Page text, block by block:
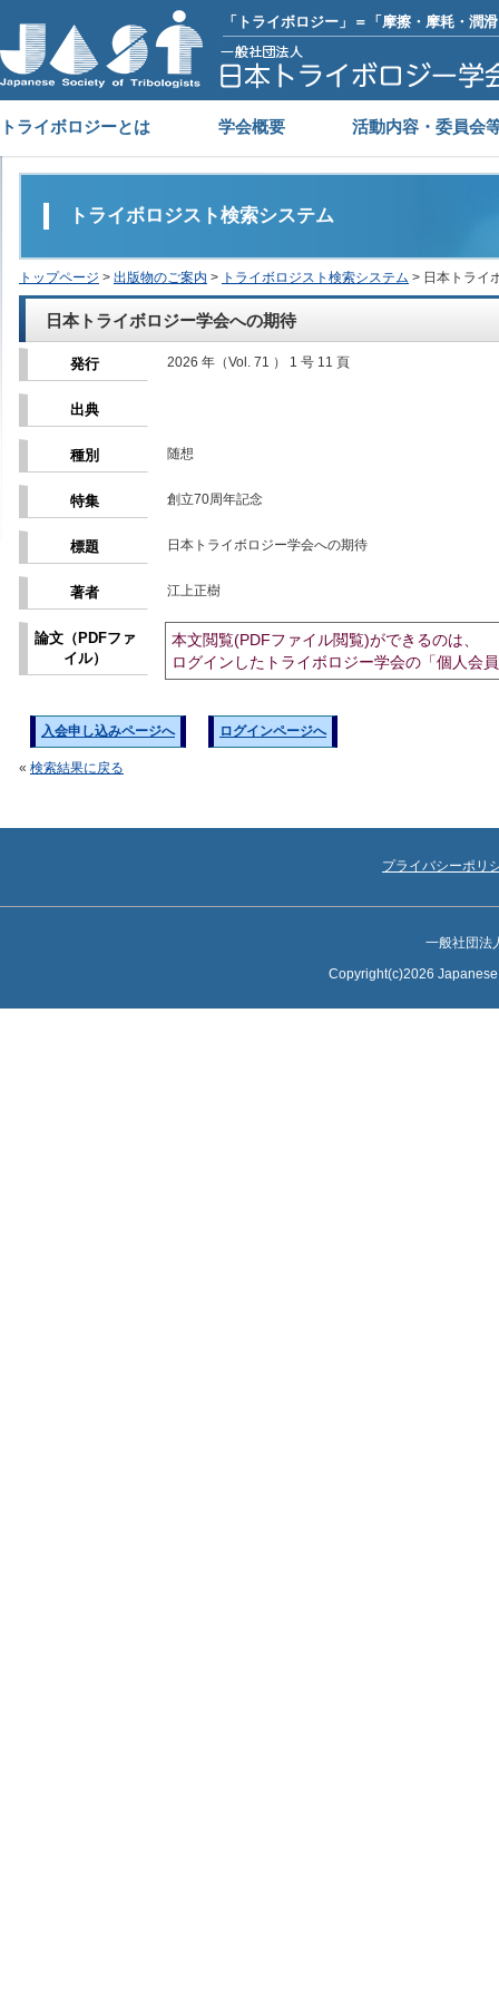
「トライボロジー」＝「摩擦・摩耗・潤
トライボロジーとは 学会概要 活動内容・委員会
トライボロジスト検索システム
トップページ > 出版物のご案内 > トライボロジスト検索システム > 日本トライ
日本トライボロジー学会への期待
発行 2026 年（Vol. 71 ） 1 号 11 頁
出典
種別 随想
特集 創立70周年記念
標題 日本トライボロジー学会への期待
著者 江上正樹
論文（PDFファ
イル）
本文閲覧(PDFファイル閲覧)ができるのは、
ログインしたトライボロジー学会の「個人会
入会申し込みページへ ログインページへ
« 検索結果に戻る
プライバシーポリ
一般社団法
Copyright(c)2026